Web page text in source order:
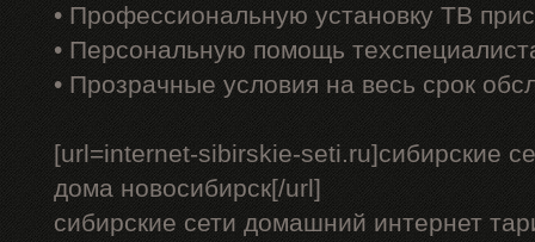
• Профессиональную установку ТВ
• Персональную помощь
• Прозрачные условия на весь срок
[url=internet-sibirskie-seti.ru]сибирские
дома новосибирск[/url]
сибирские сети домашний интернет